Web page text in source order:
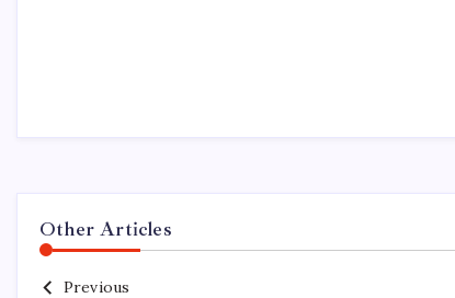
Other Articles
Previous